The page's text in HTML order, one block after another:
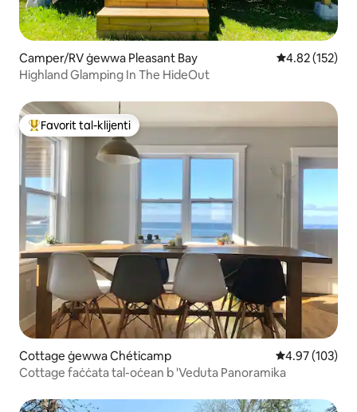
Camper/RV ġewwa Pleasant Bay Rating medju
4.82 (152)
Highland Glamping In The HideOut
Wieħed mill-aqwa favoriti tal-klijenti
Favorit tal-klijenti
Cottage ġewwa Chéticamp Rating medju
4.97 (103)
Cottage faċċata tal-oċean b 'Veduta Panoramika